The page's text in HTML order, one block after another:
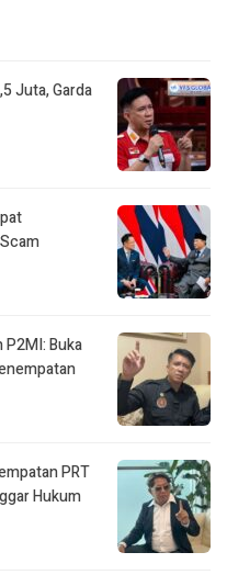
Juta, Garda
P2MI: Buka
PRT
Hukum